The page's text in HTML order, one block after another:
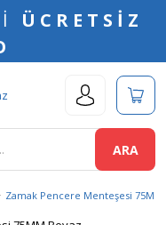
ÜCRETSİZ
ARA
Zamak Pencere Menteşesi 75MM